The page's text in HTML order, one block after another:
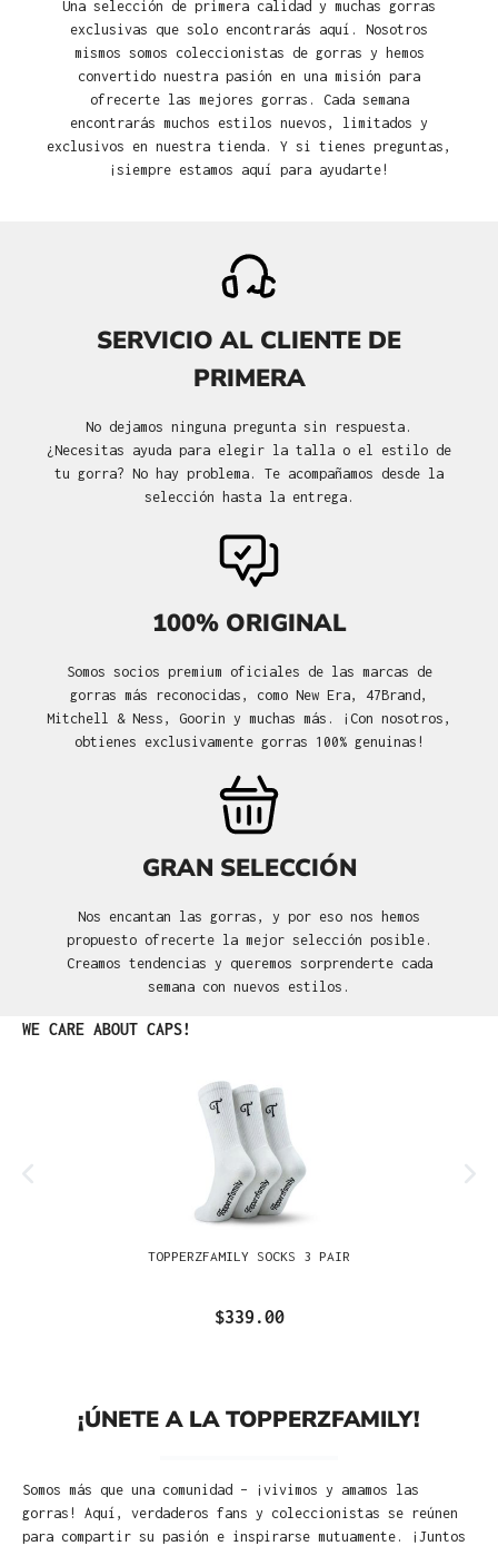
Una selección de primera calidad y muchas gorras
exclusivas que solo encontrarás aquí. Nosotros
mismos somos coleccionistas de gorras y hemos
convertido nuestra pasión en una misión para
ofrecerte las mejores gorras. Cada semana
encontrarás muchos estilos nuevos, limitados y
exclusivos en nuestra tienda. Y si tienes preguntas,
¡siempre estamos aquí para ayudarte!
SERVICIO AL CLIENTE DE
PRIMERA
No dejamos ninguna pregunta sin respuesta.
¿Necesitas ayuda para elegir la talla o el estilo de
tu gorra? No hay problema. Te acompañamos desde la
selección hasta la entrega.
100% ORIGINAL
Somos socios premium oficiales de las marcas de
gorras más reconocidas, como New Era, 47Brand,
Mitchell & Ness, Goorin y muchas más. ¡Con nosotros,
obtienes exclusivamente gorras 100% genuinas!
GRAN SELECCIÓN
Nos encantan las gorras, y por eso nos hemos
propuesto ofrecerte la mejor selección posible.
Creamos tendencias y queremos sorprenderte cada
semana con nuevos estilos.
Omitir la galería de productos
WE CARE ABOUT CAPS!
TOPPERZFAMILY SOCKS 3 PAIR
$339.00
¡ÚNETE A LA TOPPERZFAMILY!
Somos más que una comunidad – ¡vivimos y amamos las
gorras! Aquí, verdaderos fans y coleccionistas se reúnen
para compartir su pasión e inspirarse mutuamente. ¡Juntos